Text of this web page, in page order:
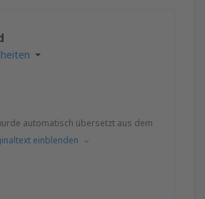
automatisch übersetzt aus dem
einblenden